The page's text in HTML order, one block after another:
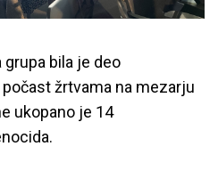
grupa bila je deo
žrtvama na mezarju
ukopano je 14